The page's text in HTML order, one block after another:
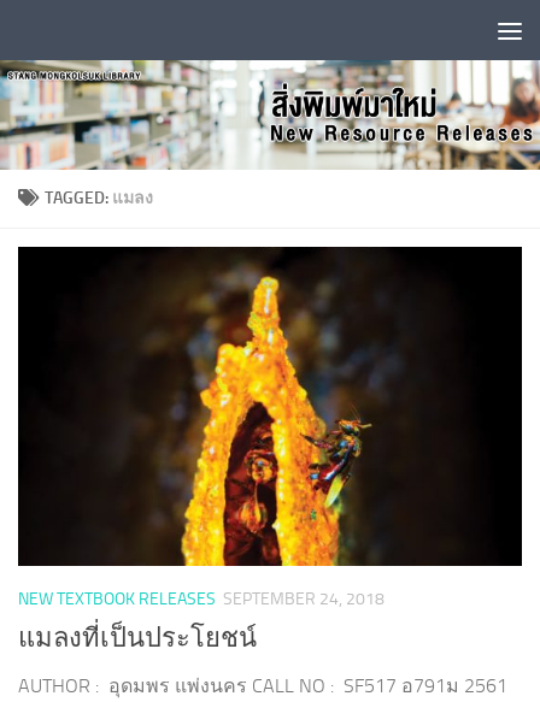
TAGGED: แมลง
NEW TEXTBOOK RELEASES SEPTEMBER 24, 2018
แมลงที่เป็นประโยชน์
AUTHOR : อุดมพร แพ่งนคร CALL NO : SF517 อ791ม 2561